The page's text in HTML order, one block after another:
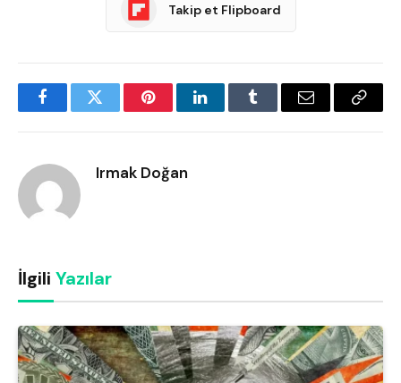
Takip et Flipboard
FacebookTwitter PinterestLinkedInTumblr Email
Copy
Irmak Doğan
İlgili Yazılar